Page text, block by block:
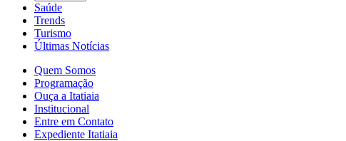
Saúde
Trends
Turismo
Últimas Notícias
Quem Somos
Programação
Ouça a Itatiaia
Institucional
Entre em Contato
Expediente Itatiaia